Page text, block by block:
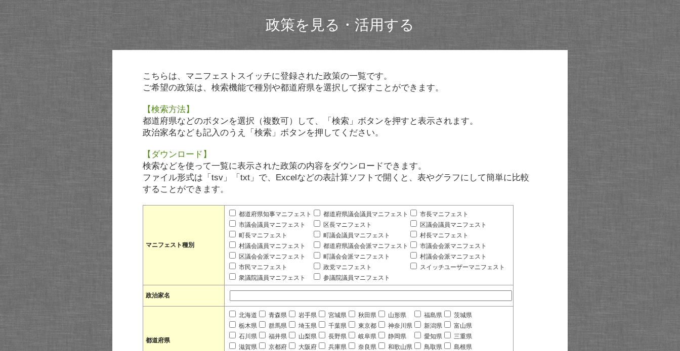
政策を見る・活用する
こちらは、マニフェストスイッチに登録された政策の一覧です。
ご希望の政策は、検索機能で種別や都道府県を選択して探すことができます。
【検索方法】
都道府県などのボタンを選択（複数可）して、「検索」ボタンを押すと表示されます。
政治家名なども記入のうえ「検索」ボタンを押してください。
【ダウンロード】
検索などを使って一覧に表示された政策の内容をダウンロードできます。
ファイル形式は「tsv」「txt」で、Excelなどの表計算ソフトで開くと、表やグラフにして簡単に比較
することができます。
マニフェスト種別
都道府県知事マニフェスト 都道府県議会議員マニフェスト
市長マニフェスト
市議会議員マニフェスト
区長マニフェスト
区議会議員マニフェスト
町長マニフェスト
町議会議員マニフェスト
村長マニフェスト
村議会議員マニフェスト
都道府県議会会派マニフェスト
市議会会派マニフェスト
区議会会派マニフェスト
町議会会派マニフェスト
村議会会派マニフェスト
市民マニフェスト
政党マニフェスト
スイッチユーザーマニフェスト
衆議院議員マニフェスト
参議院議員マニフェスト
政治家名
都道府県
北海道 青森県 岩手県 宮城県 秋田県 山形県 福島県
茨城県
栃木県
群馬県 埼玉県 千葉県 東京都 神奈川県 新潟県
富山県
石川県
福井県 山梨県 長野県 岐阜県 静岡県 愛知県
三重県
滋賀県
京都府 大阪府 兵庫県 奈良県 和歌山県 鳥取県
島根県